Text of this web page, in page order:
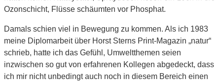
Ozonschicht, Flüsse schäumten vor Phosphat.
Damals schien viel in Bewegung zu kommen. Als ich 1983
meine Diplomarbeit über Horst Sterns Print-Magazin „natur“
schrieb, hatte ich das Gefühl, Umweltthemen seien
inzwischen so gut von erfahrenen Kollegen abgedeckt, dass
ich mir nicht unbedingt auch noch in diesem Bereich einen